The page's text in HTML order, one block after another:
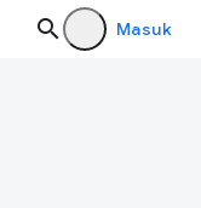
Masuk